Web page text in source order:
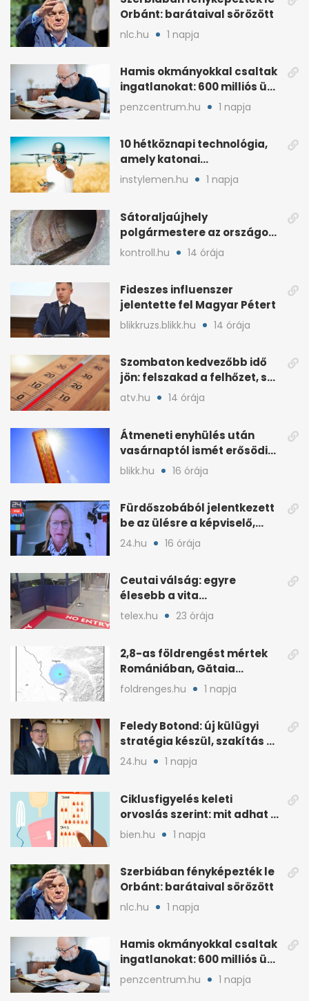
Orbánt: barátaival sörözött
nlc.hu 1 napja
Hamis okmányokkal csaltak
ingatlanokat: 600 milliós ügy
Pestben
penzcentrum.hu 1 napja
10 hétköznapi technológia,
amely katonai
fejlesztésként indult
instylemen.hu 1 napja
Sátoraljaújhely
polgármestere az országos
hír miatt támadt
kontroll.hu 14 órája
Fideszes influenszer
jelentette fel Magyar Pétert
blikkruzs.blikk.hu 14 órája
Szombaton kedvezőbb idő
jön: felszakad a felhőzet, sok
napsütéssel
atv.hu 14 órája
Átmeneti enyhülés után
vasárnaptól ismét erősödik
a hőség
blikk.hu 16 órája
Fürdőszobából jelentkezett
be az ülésre a képviselő,
árny tűnt fel mögötte
24.hu 16 órája
Ceutai válság: egyre
élesebb a vita
Spanyolország és
Olaszország között
telex.hu 23 órája
2,8-as földrengést mértek
Romániában, Gătaia
közelében
foldrenges.hu 1 napja
Feledy Botond: új külügyi
stratégia készül, szakítás a
MAGA-vonallal
24.hu 1 napja
Ciklusfigyelés keleti
orvoslás szerint: mit adhat a
menstruációs appok mellé?
bien.hu 1 napja
Szerbiában fényképezték le
Orbánt: barátaival sörözött
nlc.hu 1 napja
Hamis okmányokkal csaltak
ingatlanokat: 600 milliós ügy
Pestben
penzcentrum.hu 1 napja